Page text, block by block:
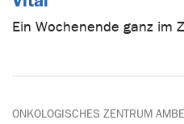
Ein Wochenende ganz im
ONKOLOGISCHES ZENTRUM